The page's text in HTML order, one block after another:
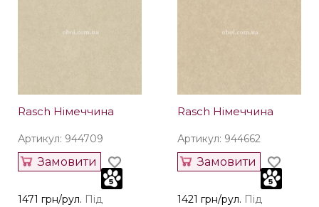
Rasch Німеччина
Артикул: 944709
Замовити
1471 грн/рул. Під
Rasch Німеччина
Артикул: 944662
Замовити
1421 грн/рул. Під